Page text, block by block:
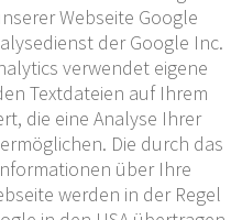
Webseite Google
der Google Inc.
verwendet eigene
Textdateien auf Ihrem
die eine Analyse Ihrer
Die durch das
über Ihre
werden in der Regel